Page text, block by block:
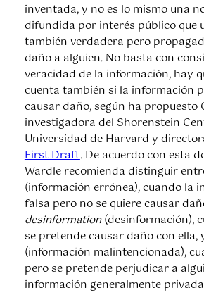
inventada, y no es lo mismo una
difundida por interés público que
también verdadera pero
daño a alguien. No basta con
veracidad de la información, hay
cuenta también si la información
causar daño, según ha propuesto
investigadora del Shorenstein
Universidad de Harvard y
First Draft. De acuerdo con esta
Wardle recomienda distinguir
(información errónea), cuando la
falsa pero no se quiere causar
desinformation(desinformación),
se pretende causar daño con ella,
(información malintencionada),
pero se pretende perjudicar a
información generalmente